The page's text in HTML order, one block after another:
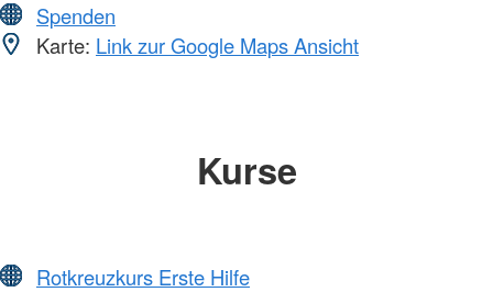
Spenden
Karte: Link zur Google Maps Ansicht
Kurse
Rotkreuzkurs Erste Hilfe